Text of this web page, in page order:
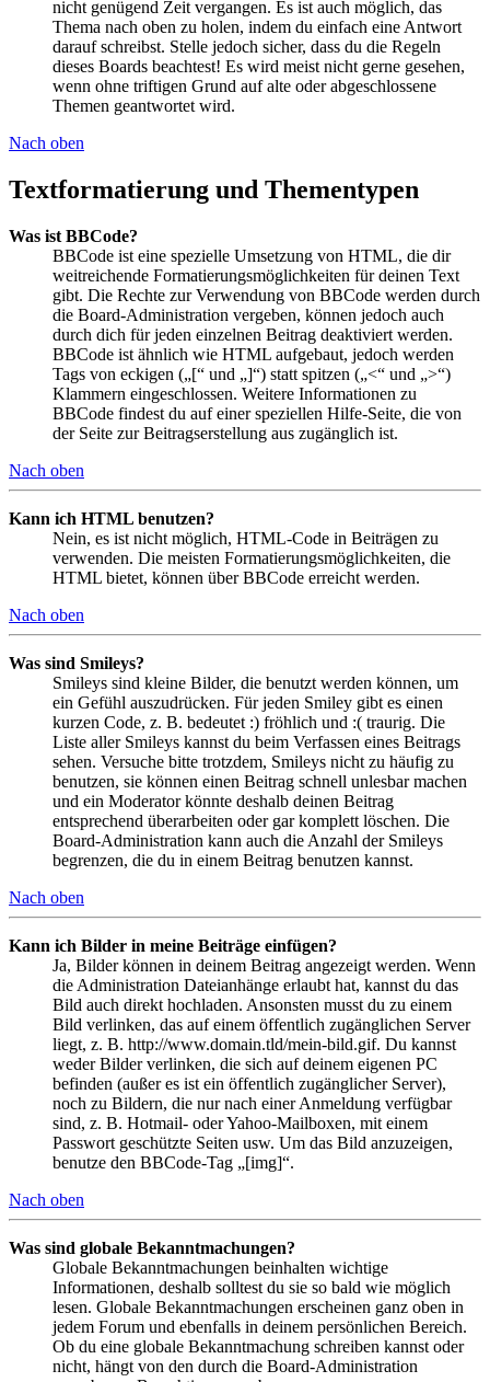
nicht genügend Zeit vergangen. Es ist auch möglich, das
Thema nach oben zu holen, indem du einfach eine Antwort
darauf schreibst. Stelle jedoch sicher, dass du die Regeln
dieses Boards beachtest! Es wird meist nicht gerne gesehen,
wenn ohne triftigen Grund auf alte oder abgeschlossene
Themen geantwortet wird.
Nach oben
Textformatierung und Thementypen
Was ist BBCode?
BBCode ist eine spezielle Umsetzung von HTML, die dir
weitreichende Formatierungsmöglichkeiten für deinen Text
gibt. Die Rechte zur Verwendung von BBCode werden durch
die Board-Administration vergeben, können jedoch auch
durch dich für jeden einzelnen Beitrag deaktiviert werden.
BBCode ist ähnlich wie HTML aufgebaut, jedoch werden
Tags von eckigen („[“ und „]“) statt spitzen („<“ und „>“)
Klammern eingeschlossen. Weitere Informationen zu
BBCode findest du auf einer speziellen Hilfe-Seite, die von
der Seite zur Beitragserstellung aus zugänglich ist.
Nach oben
Kann ich HTML benutzen?
Nein, es ist nicht möglich, HTML-Code in Beiträgen zu
verwenden. Die meisten Formatierungsmöglichkeiten, die
HTML bietet, können über BBCode erreicht werden.
Nach oben
Was sind Smileys?
Smileys sind kleine Bilder, die benutzt werden können, um
ein Gefühl auszudrücken. Für jeden Smiley gibt es einen
kurzen Code, z. B. bedeutet :) fröhlich und :( traurig. Die
Liste aller Smileys kannst du beim Verfassen eines Beitrags
sehen. Versuche bitte trotzdem, Smileys nicht zu häufig zu
benutzen, sie können einen Beitrag schnell unlesbar machen
und ein Moderator könnte deshalb deinen Beitrag
entsprechend überarbeiten oder gar komplett löschen. Die
Board-Administration kann auch die Anzahl der Smileys
begrenzen, die du in einem Beitrag benutzen kannst.
Nach oben
Kann ich Bilder in meine Beiträge einfügen?
Ja, Bilder können in deinem Beitrag angezeigt werden. Wenn
die Administration Dateianhänge erlaubt hat, kannst du das
Bild auch direkt hochladen. Ansonsten musst du zu einem
Bild verlinken, das auf einem öffentlich zugänglichen Server
liegt, z. B. http://www.domain.tld/mein-bild.gif. Du kannst
weder Bilder verlinken, die sich auf deinem eigenen PC
befinden (außer es ist ein öffentlich zugänglicher Server),
noch zu Bildern, die nur nach einer Anmeldung verfügbar
sind, z. B. Hotmail- oder Yahoo-Mailboxen, mit einem
Passwort geschützte Seiten usw. Um das Bild anzuzeigen,
benutze den BBCode-Tag „[img]“.
Nach oben
Was sind globale Bekanntmachungen?
Globale Bekanntmachungen beinhalten wichtige
Informationen, deshalb solltest du sie so bald wie möglich
lesen. Globale Bekanntmachungen erscheinen ganz oben in
jedem Forum und ebenfalls in deinem persönlichen Bereich.
Ob du eine globale Bekanntmachung schreiben kannst oder
nicht, hängt von den durch die Board-Administration